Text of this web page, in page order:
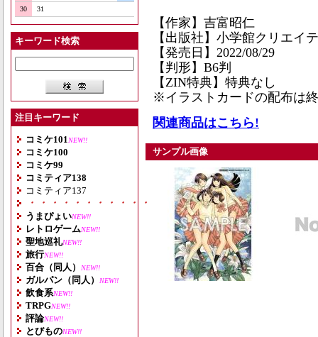
30
31
キーワード検索
注目キーワード
コミケ101 NEW!!
コミケ100
コミケ99
コミティア138
コミティア137
・・・・・・・・・・・・・・・・・・・
うまぴょいNEW!!
レトロゲームNEW!!
聖地巡礼NEW!!
旅行NEW!!
百合（同人） NEW!!
ガルパン（同人） NEW!!
飲食系NEW!!
TRPGNEW!!
評論NEW!!
とびものNEW!!
【作家】吉富昭仁
【出版社】小学館クリエイ
【発売日】2022/08/29
【判形】B6判
【ZIN特典】特典なし
※イラストカードの配布は
関連商品はこちら!
サンプル画像